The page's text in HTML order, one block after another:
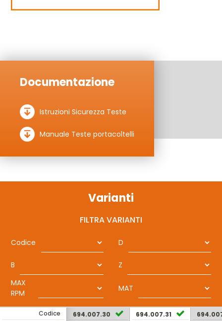
Documentazione
Istruzioni Sicurezza Teste
Manuale Teste portacoltelli
Varianti
FILTRA VARIANTI
Codice D
B
Z
MAX
RPM
MAT
Codice
694.007.30
694.007.31